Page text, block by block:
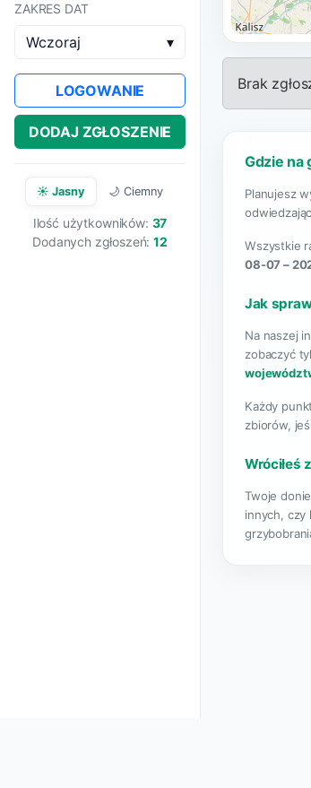
ZAKRES DAT
Wczoraj ▾
LOGOWANIE
DODAJ ZGŁOSZENIE
☀️ Jasny 🌙 Ciemny
Ilość użytkowników: 37
Dodanych zgłoszeń:12
Brak
Gdzie na
Planujesz
Wszystkie
08-07 –
Jak
Na naszej
zobaczyć
Każdy
zbiorów,
Wróciłeś
Twoje
innych, czy